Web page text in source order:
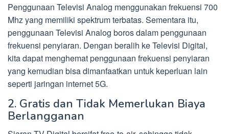
Penggunaan Televisi Analog menggunakan frekuensi 700
Mhz yang memiliki spektrum terbatas. Sementara itu,
penggunaan Televisi Analog boros dalam penggunaan
frekuensi penyiaran. Dengan beralih ke Televisi Digital,
kita dapat menghemat penggunaan frekuensi penyiaran
yang kemudian bisa dimanfaatkan untuk keperluan lain
seperti jaringan internet 5G.
2. Gratis dan Tidak Memerlukan Biaya
Berlangganan